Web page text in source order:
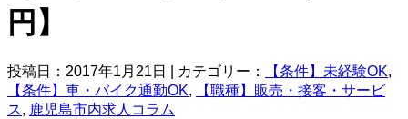
円】
投稿日：2017年1月21日 | カテゴリー： 【条件】未経験OK,
【条件】車・バイク通勤OK,
【職種】販売・接客・サービ
ス, 鹿児島市内求人コラム